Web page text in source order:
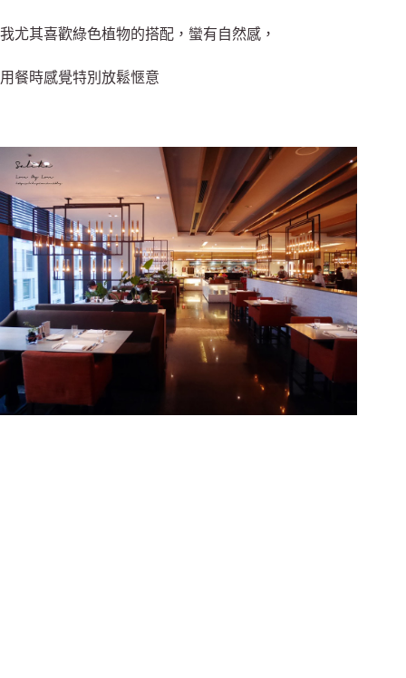
我尤其喜歡綠色植物的搭配， 蠻有自然感，
用餐時感覺特別放鬆愜意